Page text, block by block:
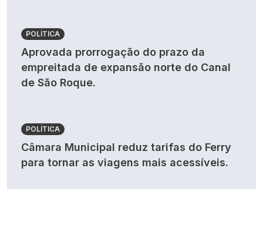
POLÍTICA
Aprovada prorrogação do prazo da
empreitada de expansão norte do Canal
de São Roque.
POLÍTICA
Câmara Municipal reduz tarifas do Ferry
para tornar as viagens mais acessíveis.